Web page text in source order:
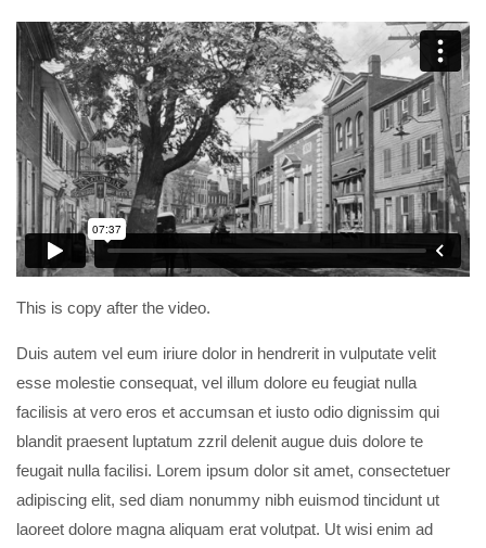
This is copy after the video.
Duis autem vel eum iriure dolor in hendrerit in vulputate velit
esse molestie consequat, vel illum dolore eu feugiat nulla
facilisis at vero eros et accumsan et iusto odio dignissim qui
blandit praesent luptatum zzril delenit augue duis dolore te
feugait nulla facilisi. Lorem ipsum dolor sit amet, consectetuer
adipiscing elit, sed diam nonummy nibh euismod tincidunt ut
laoreet dolore magna aliquam erat volutpat. Ut wisi enim ad